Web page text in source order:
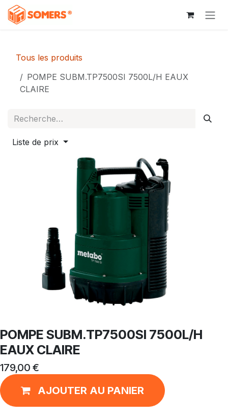
Se rendre au contenu
Tous les produits
POMPE SUBM.TP7500SI 7500L/H EAUX
CLAIRE
Liste de prix
POMPE SUBM.TP7500SI 7500L/H
EAUX CLAIRE
179,00 €
AJOUTER AU PANIER